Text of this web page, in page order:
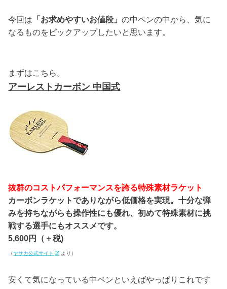
今回は 「お求めやすいお値段」の中ペンの中から、気に
なるものをピックアップしたいと思います。
まずはこちら。
アーレストカーボン 中国式
抜群のコストパフォーマンスを誇る特殊素材ラケット
カーボンラケットでありながら低価格を実現。十分な弾
みを持ちながらも操作性にも優れ、初めて特殊素材に挑
戦する選手にもオススメです。
5,600円（＋税)
（ヤサカ公式サイト より）
安くて気になっている中ペンといえばやっぱりこれです